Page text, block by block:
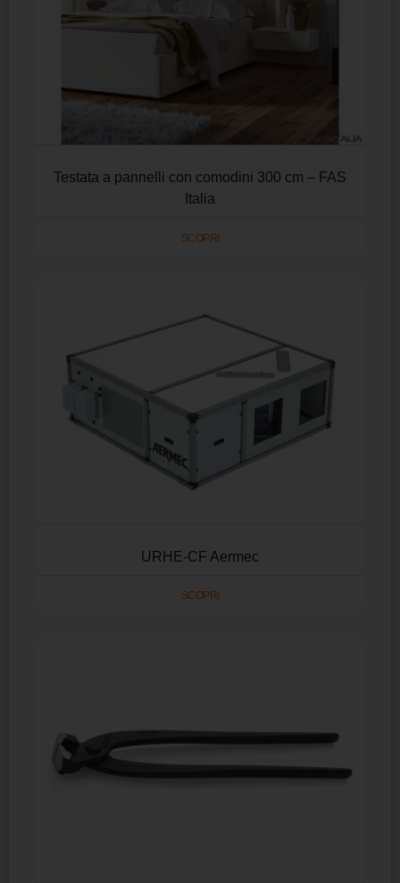
Testata a pannelli con comodini 300 cm – FAS
Italia
SCOPRI
URHE-CF Aermec
SCOPRI